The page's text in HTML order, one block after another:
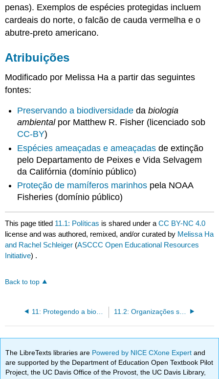
penas). Exemplos de espécies protegidas incluem
cardeais do norte, o falcão de cauda vermelha e o
abutre-preto americano.
Atribuições
Modificado por Melissa Ha a partir das seguintes
fontes:
Preservando a biodiversidade dabiologia
ambientalpor Matthew R. Fisher (licenciado sob
CC-BY)
Espécies ameaçadas e ameaçadas de extinção
pelo Departamento de Peixes e Vida Selvagem
da Califórnia (domínio público)
Proteção de mamíferos marinhos pela NOAA
Fisheries (domínio público)
This page titled 11.1: Políticas is shared under aCC BY-NC 4.0
license and was authored, remixed, and/or curated by Melissa Ha
and Rachel Schleiger (ASCCC Open Educational Resources
Initiative) .
Back to top
11: Protegendo a biodiversidade 11.2: Organizações sem fins lucrativos
The LibreTexts libraries are Powered by NICE CXone Expertand
are supported by the Department of Education Open Textbook Pilot
Project, the UC Davis Office of the Provost, the UC Davis Library,